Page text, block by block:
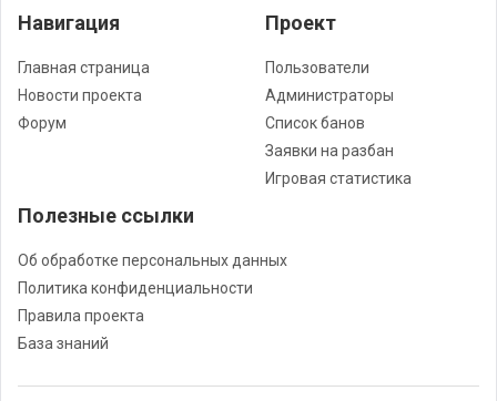
Навигация
Главная страница
Новости проекта
Форум
Проект
Пользователи
Администраторы
Список банов
Заявки на разбан
Игровая статистика
Полезные ссылки
Об обработке персональных данных
Политика конфиденциальности
Правила проекта
База знаний